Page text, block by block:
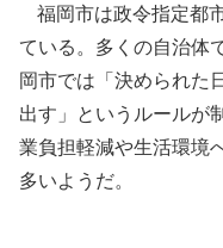
福岡市は政令指定都
ている。多くの自治体
岡市では「決められた
出す」というルールが
業負担軽減や生活環境
多いようだ。